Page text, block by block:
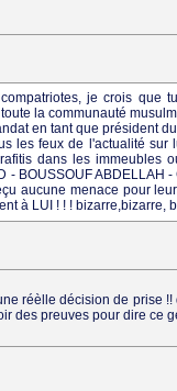
je crois que
la communauté
en tant que président
les feux de l'actualité
dans les immeubles
- BOUSSOUF ABDELLAH
aucune menace pour
à LUI ! ! ! bizarre,bizarre,
réèlle décision de prise
des preuves pour dire ce